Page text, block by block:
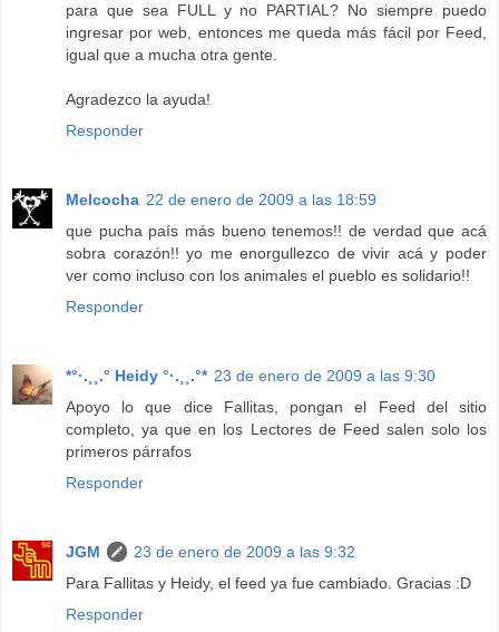
para que sea FULL y no PARTIAL? No siempre puedo
ingresar por web, entonces me queda más fácil por Feed,
igual que a mucha otra gente.
Agradezco la ayuda!
Responder
Melcocha 22 de enero de 2009 a las 18:59
que pucha país más bueno tenemos!! de verdad que acá
sobra corazón!! yo me enorgullezco de vivir acá y poder
ver como incluso con los animales el pueblo es solidario!!
Responder
*°·.¸¸.° Heidy °·.¸¸.°* 23 de enero de 2009 a las 9:30
Apoyo lo que dice Fallitas, pongan el Feed del sitio
completo, ya que en los Lectores de Feed salen solo los
primeros párrafos
Responder
JGM
23 de enero de 2009 a las 9:32
Para Fallitas y Heidy, el feed ya fue cambiado. Gracias :D
Responder